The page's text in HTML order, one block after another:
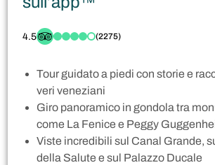
4.5 (2275)
Tour guidato a piedi con storie e
veri veneziani
Giro panoramico in gondola tra
come La Fenice e Peggy
Viste incredibili sul Canal Grande,
della Salute e sul Palazzo Ducale